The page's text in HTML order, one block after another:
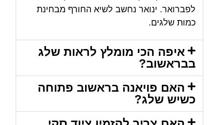
לפברואר. ינואר נחשב לשיא החורף מבחינת
כמות שלגים.
איפה הכי מומלץ לראות שלג
בבראשוב?
האם פויאנה בראשוב פתוחה
כשיש שלג?